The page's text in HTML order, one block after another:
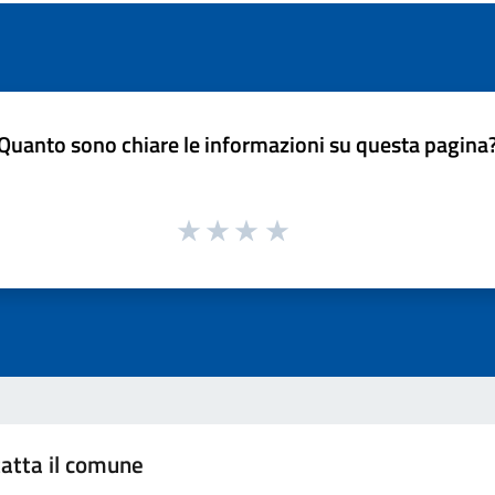
sono chiare le informazioni su questa
il comune